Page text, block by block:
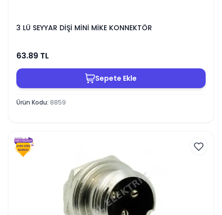
3 LÜ SEYYAR DİŞİ MİNİ MİKE KONNEKTÖR
63.89 TL
Sepete Ekle
Ürün Kodu: 8859